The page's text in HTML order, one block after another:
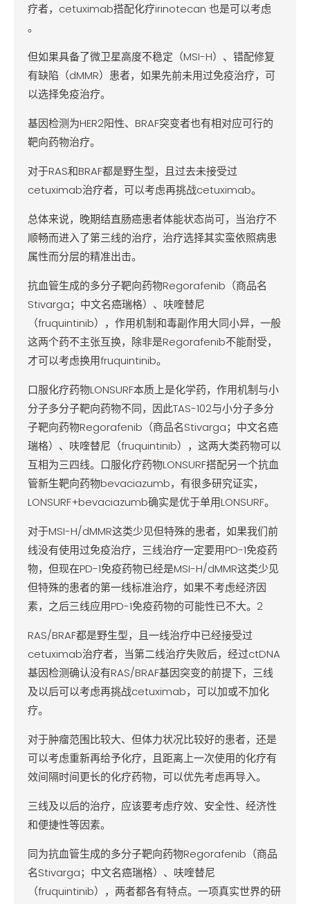
疗者，cetuximab搭配化疗irinotecan 也是可以考虑
。
但如果具备了微卫星高度不稳定（MSI-H）、错配修复
有缺陷（dMMR）患者，如果先前未用过免疫治疗，可
以选择免疫治疗。
基因检测为HER2阳性、BRAF突变者也有相对应可行的
靶向药物治疗。
对于RAS和BRAF都是野生型，且过去未接受过
cetuximab治疗者，可以考虑再挑战cetuximab。
总体来说，晚期结直肠癌患者体能状态尚可，当治疗不
顺畅而进入了第三线的治疗，治疗选择其实蛮依照病患
属性而分层的精准出击。
抗血管生成的多分子靶向药物Regorafenib（商品名
Stivarga；中文名癌瑞格）、呋喹替尼
（fruquintinib），作用机制和毒副作用大同小异，一般
这两个药不主张互换，除非是Regorafenib不能耐受，
才可以考虑换用fruquintinib。
口服化疗药物LONSURF本质上是化学药，作用机制与小
分子多分子靶向药物不同，因此TAS-102与小分子多分
子靶向药物Regorafenib（商品名Stivarga；中文名癌
瑞格）、呋喹替尼（fruquintinib），这两大类药物可以
互相为三四线。口服化疗药物LONSURF搭配另一个抗血
管新生靶向药物bevaciazumb，有很多研究证实，
LONSURF+bevaciazumb确实是优于单用LONSURF。
对于MSI-H/dMMR这类少见但特殊的患者，如果我们前
线没有使用过免疫治疗，三线治疗一定要用PD-1免疫药
物，但现在PD-1免疫药物已经是MSI-H/dMMR这类少见
但特殊的患者的第一线标准治疗，如果不考虑经济因
素，之后三线应用PD-1免疫药物的可能性已不大。2
RAS/BRAF都是野生型，且一线治疗中已经接受过
cetuximab治疗者，当第二线治疗失败后，经过ctDNA
基因检测确认没有RAS/BRAF基因突变的前提下，三线
及以后可以考虑再挑战cetuximab，可以加或不加化
疗。
对于肿瘤范围比较大、但体力状况比较好的患者，还是
可以考虑重新再给予化疗，且距离上一次使用的化疗有
效间隔时间更长的化疗药物，可以优先考虑再导入。
三线及以后的治疗，应该要考虑疗效、安全性、经济性
和便捷性等因素。
同为抗血管生成的多分子靶向药物Regorafenib（商品
名Stivarga；中文名癌瑞格）、呋喹替尼
（fruquintinib），两者都各有特点。一项真实世界的研